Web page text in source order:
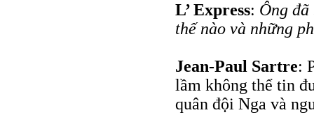
L’ Express: Ông
thế nào và những
Jean-Paul Sartre:
lầm không thể tin
quân đội Nga và